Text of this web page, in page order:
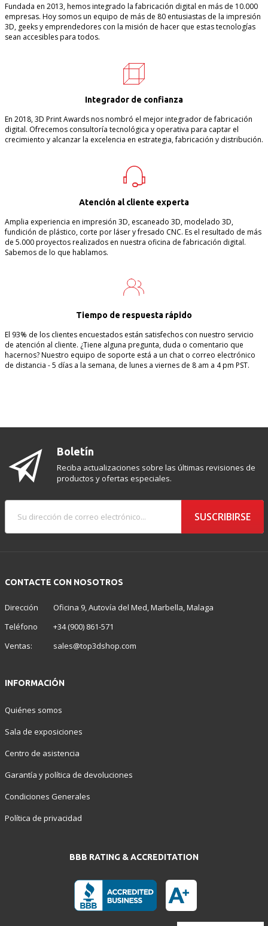
Fundada en 2013, hemos integrado la fabricación digital en más de 10.000
empresas. Hoy somos un equipo de más de 80 entusiastas de la impresión
3D, geeks y emprendedores con la misión de hacer que estas tecnologías
sean accesibles para todos.
Integrador de confianza
En 2018, 3D Print Awards nos nombró el mejor integrador de fabricación
digital. Ofrecemos consultoría tecnológica y operativa para captar el
crecimiento y alcanzar la excelencia en estrategia, fabricación y distribución.
Atención al cliente experta
Amplia experiencia en impresión 3D, escaneado 3D, modelado 3D,
fundición de plástico, corte por láser y fresado CNC. Es el resultado de más
de 5.000 proyectos realizados en nuestra oficina de fabricación digital.
Sabemos de lo que hablamos.
Tiempo de respuesta rápido
El 93% de los clientes encuestados están satisfechos con nuestro servicio
de atención al cliente. ¿Tiene alguna pregunta, duda o comentario que
hacernos? Nuestro equipo de soporte está a un chat o correo electrónico
de distancia - 5 días a la semana, de lunes a viernes de 8 am a 4 pm PST.
CONTACTE CON NOSOTROS
Dirección
Oficina 9, Autovía del Med, Marbella, Malaga
Teléfono
+34 (900) 861-571
Ventas:
sales@top3dshop.com
Boletín
Reciba actualizaciones sobre las últimas revisiones de
productos y ofertas especiales.
SUSCRIBIRSE
INFORMACIÓN
Quiénes somos
Sala de exposiciones
Centro de asistencia
Garantía y política de devoluciones
Condiciones Generales
Política de privacidad
BBB RATING & ACCREDITATION